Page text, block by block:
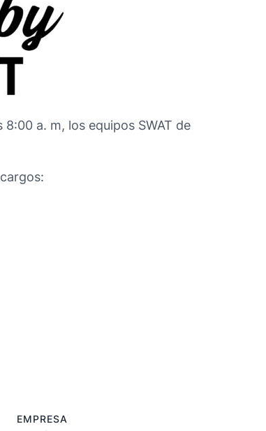
a. m, los equipos SWAT de
EMPRESA